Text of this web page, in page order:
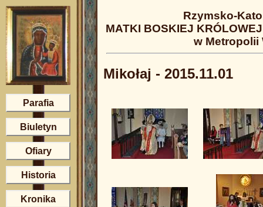
Parafia
Biuletyn
Ofiary
Historia
Kronika
Rzymsko-
MATKI BOSKIEJ
w Metropolii
Mikołaj - 2015.11.01